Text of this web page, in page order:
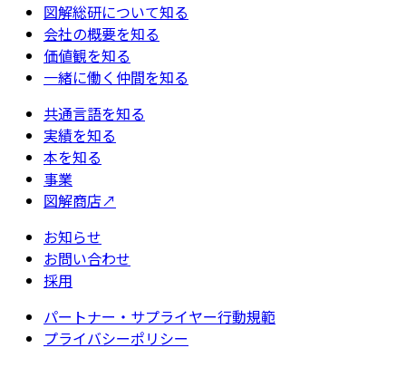
図解総研について知る
会社の概要を知る
価値観を知る
一緒に働く仲間を知る
共通言語を知る
実績を知る
本を知る
事業
図解商店↗
お知らせ
お問い合わせ
採用
パートナー・サプライヤー行動規範
プライバシーポリシー